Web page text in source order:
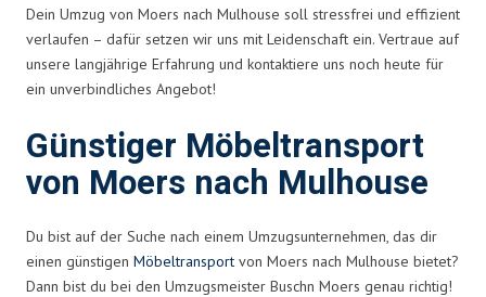
Dein Umzug von Moers nach Mulhouse soll stressfrei und effizient
verlaufen – dafür setzen wir uns mit Leidenschaft ein. Vertraue auf
unsere langjährige Erfahrung und kontaktiere uns noch heute für
ein unverbindliches Angebot!
Günstiger Möbeltransport
von Moers nach Mulhouse
Du bist auf der Suche nach einem Umzugsunternehmen, das dir
einen günstigen Möbeltransport von Moers nach Mulhouse bietet?
Dann bist du bei den Umzugsmeister Buschn Moers genau richtig!